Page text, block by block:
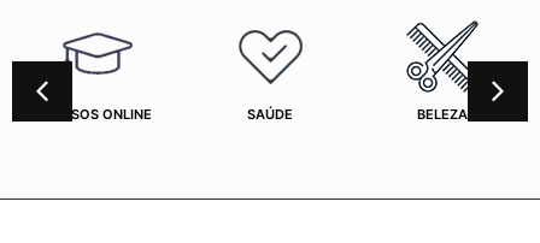
CURSOS ONLINE SAÚDE BELEZA